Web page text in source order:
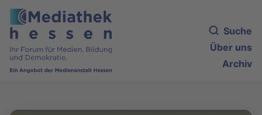
Suche
Über uns
Archiv